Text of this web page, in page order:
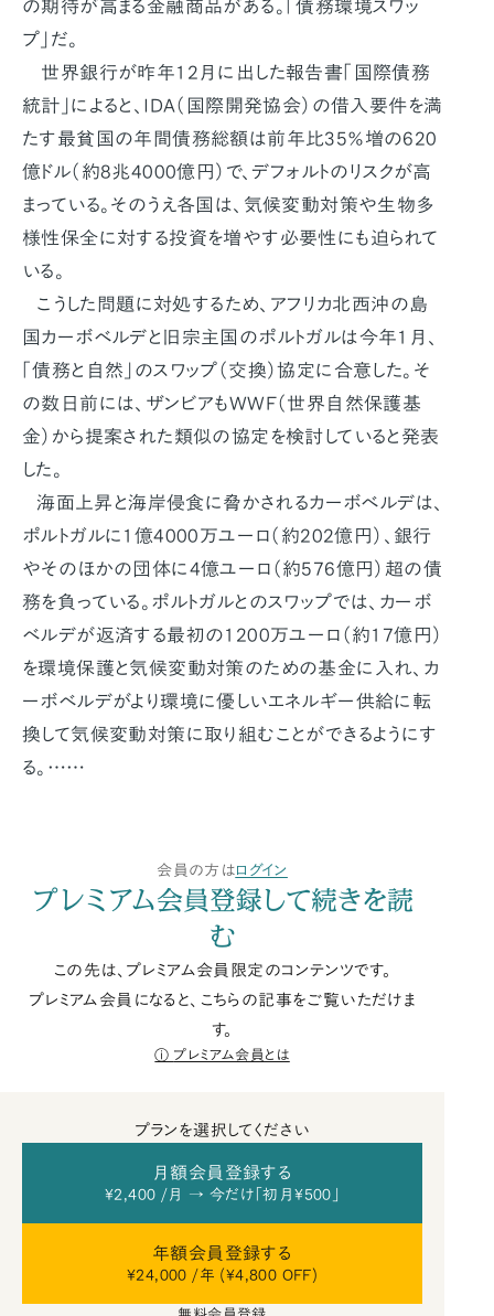
の期待が高まる金融商品がある。「債務環境スワッ
プ」だ。
世界銀行が昨年12月に出した報告書「国際債務
統計」によると、IDA（国際開発協会）の借入要件を満
たす最貧国の年間債務総額は前年比35％増の620
億ドル（約8兆4000億円）で、デフォルトのリスクが高
まっている。そのうえ各国は、気候変動対策や生物多
様性保全に対する投資を増やす必要性にも迫られて
いる。
こうした問題に対処するため、アフリカ北西沖の島
国カーボベルデと旧宗主国のポルトガルは今年1月、
「債務と自然」のスワップ（交換）協定に合意した。そ
の数日前には、ザンビアもWWF（世界自然保護基
金）から提案された類似の協定を検討していると発表
した。
海面上昇と海岸侵食に脅かされるカーボベルデは、
ポルトガルに1億4000万ユーロ（約202億円）、銀行
やそのほかの団体に4億ユーロ（約576億円）超の債
務を負っている。ポルトガルとのスワップでは、カーボ
ベルデが返済する最初の1200万ユーロ（約17億円）
を環境保護と気候変動対策のための基金に入れ、カ
ーボベルデがより環境に優しいエネルギー供給に転
換して気候変動対策に取り組むことができるようにす
る。……
会員の方はログイン
プレミアム会員登録して続きを読
む
この先は、プレミアム会員限定のコンテンツです。
プレミアム会員になると、こちらの記事をご覧いただけま
す。
プレミアム会員とは
プランを選択してください
月額会員登録する
¥2,400 /月 → 今だけ「初月¥500」
年額会員登録する
¥24,000 /年 (¥4,800 OFF)